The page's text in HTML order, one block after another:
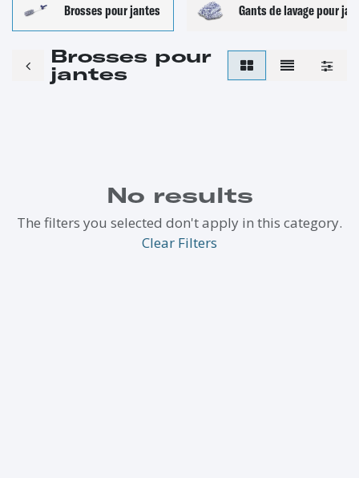
Brosses pour jantes Gants de lavage pour
Brosses pour
jantes
No results
The filters you selected don't apply in this category.
Clear Filters